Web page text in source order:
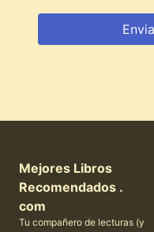
Mejores Libros
Recomendados .
com
Tu compañero de lecturas (y